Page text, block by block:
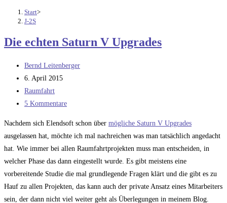
Start>
J-2S
Die echten Saturn V Upgrades
Beitrags-
Autor:
Bernd Leitenberger
Beitrag
veröffentlicht:
6. April 2015
Beitrags-
Kategorie:
Raumfahrt
Beitrags-
5 Kommentare
Nachdem sich Elendsoft schon über mögliche Saturn V Upgrades
ausgelassen hat, möchte ich mal nachreichen was man tatsächlich angedacht
hat. Wie immer bei allen Raumfahrtprojekten muss man entscheiden, in
welcher Phase das dann eingestellt wurde. Es gibt meistens eine
vorbereitende Studie die mal grundlegende Fragen klärt und die gibt es zu
Hauf zu allen Projekten, das kann auch der private Ansatz eines Mitarbeiters
sein, der dann nicht viel weiter geht als Überlegungen in meinem Blog.